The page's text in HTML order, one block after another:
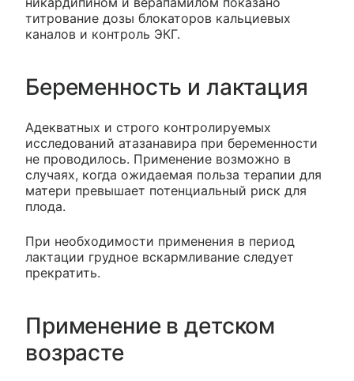
титрование дозы блокаторов кальциевых
каналов и контроль ЭКГ.
Беременность и лактация
Адекватных и строго контролируемых
исследований атазанавира при беременности
не проводилось. Применение возможно в
случаях, когда ожидаемая польза терапии для
матери превышает потенциальный риск для
плода.
При необходимости применения в период
лактации грудное вскармливание следует
прекратить.
Применение в детском
возрасте